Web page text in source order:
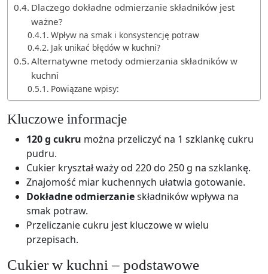
Dlaczego dokładne odmierzanie składników jest
ważne?
Wpływ na smak i konsystencję potraw
Jak unikać błędów w kuchni?
Alternatywne metody odmierzania składników w
kuchni
Powiązane wpisy:
Kluczowe informacje
120 g cukru można przeliczyć na 1 szklankę cukru
pudru.
Cukier kryształ waży od 220 do 250 g na szklankę.
Znajomość miar kuchennych ułatwia gotowanie.
Dokładne odmierzanieskładników wpływa na
smak potraw.
Przeliczanie cukru jest kluczowe w wielu
przepisach.
Cukier w kuchni – podstawowe